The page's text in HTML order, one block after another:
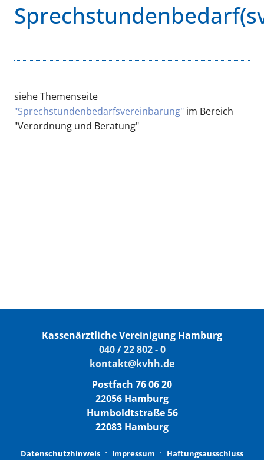
siehe Themenseite
"Sprechstundenbedarfsvereinbarung" im Bereich
"Verordnung und Beratung"
Kassenärztliche Vereinigung Hamburg
040 / 22 802 - 0
kontakt@kvhh.de
Postfach 76 06 20
22056 Hamburg
Humboldtstraße 56
22083 Hamburg
Datenschutzhinweis Impressum Haftungsausschluss